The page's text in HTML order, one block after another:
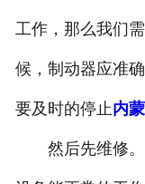
工作，那么我们
候，制动器应准
要及时的停止内
然后先维修。